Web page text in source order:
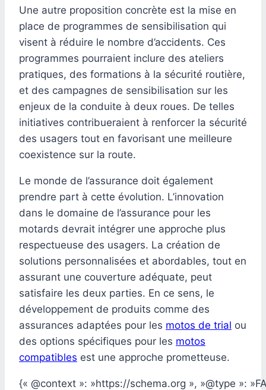
Une autre proposition concrète est la mise en
place de programmes de sensibilisation qui
visent à réduire le nombre d’accidents. Ces
programmes pourraient inclure des ateliers
pratiques, des formations à la sécurité routière,
et des campagnes de sensibilisation sur les
enjeux de la conduite à deux roues. De telles
initiatives contribueraient à renforcer la sécurité
des usagers tout en favorisant une meilleure
coexistence sur la route.
Le monde de l’assurance doit également
prendre part à cette évolution. L’innovation
dans le domaine de l’assurance pour les
motards devrait intégrer une approche plus
respectueuse des usagers. La création de
solutions personnalisées et abordables, tout en
assurant une couverture adéquate, peut
satisfaire les deux parties. En ce sens, le
développement de produits comme des
assurances adaptées pour les motos de trial ou
des options spécifiques pour les motos
compatibles est une approche prometteuse.
{« @context »: »https://schema.org », »@type »: